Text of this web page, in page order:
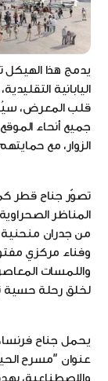
يدمج هذا الهيكل
اليابانية
قلب المعرض،
جميع أنحاء
الزوار، مع
تصوّر جناح قطر
المناظر
من جدران
وفناء مركزي
واللمسات
لخلق رحلة حسية
يحمل جناح
عنوان "مسرح